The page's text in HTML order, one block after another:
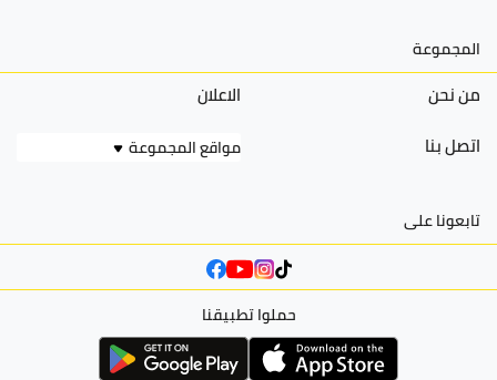
المجموعة
من نحن
الاعلان
اتصل بنا
مواقع المجموعة
تابعونا على
حملوا تطبيقنا